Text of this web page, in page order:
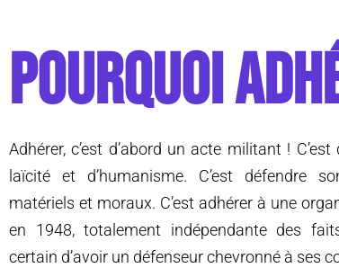
POURQUOI
Adhérer, c’est d’abord un acte militant !
laïcité et d’humanisme. C’est défendre
matériels et moraux. C’est adhérer à une
en 1948, totalement indépendante des
certain d’avoir un défenseur chevronné à ses